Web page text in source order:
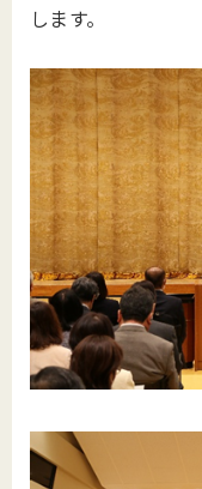
します。